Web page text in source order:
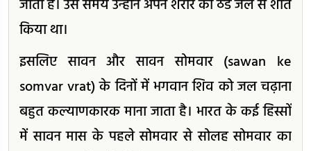
जाता है। उस समय उन्होंने अपने शरीर को ठंडे जल से शांत
किया था।
इसलिए सावन और सावन सोमवार (sawan ke
somvar vrat) के दिनों में भगवान शिव को जल चढ़ाना
बहुत कल्याणकारक माना जाता है। भारत के कई हिस्सों
में सावन मास के पहले सोमवार से सोलह सोमवार का